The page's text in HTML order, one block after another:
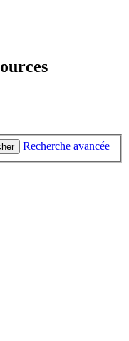
Recherche avancée